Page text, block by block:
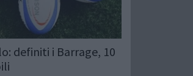
definiti i Barrage, 10